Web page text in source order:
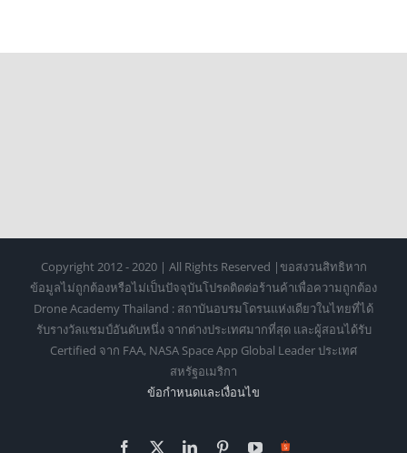
Copyright 2012 - 2020 | All Rights Reserved |ขอสงวนสิทธิหาก
ข้อมูลไม่ถูกต้องหรือไม่เป็นปัจจุบันโปรดติดต่อร้านค้าเพื่อความถูกต้อง
Drone Academy Thailand : สถาบันอบรมโดรนแห่งเดียวในไทยที่ได้
รับรางวัลแชมป์อันดับหนึ่ง จากต่างประเทศมากที่สุด และผู้สอนได้รับ
Certified จาก FAA, NASA Space App Global Leader ประเทศ
สหรัฐอเมริกา
ข้อกำหนดเเละเงื่อนไข
Facebook
X LinkedInPinterestYouTube
Https://shopee.co.th/